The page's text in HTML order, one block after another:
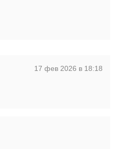
17 фев 2026 в 18:18